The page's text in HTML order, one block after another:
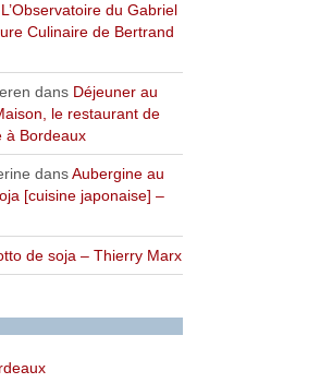
L’Observatoire du Gabriel
Culinaire de Bertrand
dans Déjeuner au
le restaurant de
à Bordeaux
dansAubergine au
[cuisine japonaise] –
de soja – Thierry Marx